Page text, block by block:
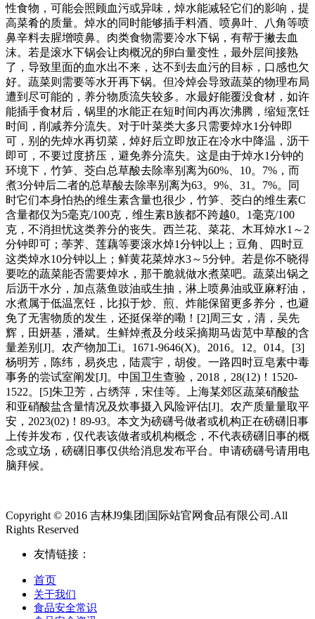
性食物，可能会照顾血污或异味，焯水能减轻它们的影响，提
高菜肴的质量。焯水的同时能够插手料酒、喷鼻叶、八角等喷
鼻辛料去腥增喷鼻。肉类食物需要冷水下锅，有帮于撇去血
沫。若是滚水下锅会让肉概况的卵白量变性，最外层间接熟
了，导致里面的血水出不来，达不到去血污的目标，口感也欠
好。蔬菜则需要等水开再下锅。但冷焯会导致蔬菜的物理布局
遭到尽可能的，养分物质流失较多。水最好能覆没食材，如许
能插手食材后，锅里的水能正在短时间内再次沸腾，缩短烹饪
时间，削减养分流失。对于叶菜类大多只需要焯水1分钟即
可，别的先焯水再切菜，焯好后立即放正在冷水中降温，沥干
即可，不要过度挤压，避免养分流失。这是由于焯水1分钟的
环境下，竹笋、茭白总草酸去除率别离为60%、10。7%，而
煮3分钟后二者的总草酸去除率别离为63。9%、31。7%。同
时它们本身怕热的维生素含量也很少，竹笋、茭白的维生素C
含量都仅为5毫克/100克，维生素B族都不跨越0。1毫克/100
克，不消担忧这类养分的丧失。西兰花、菜花、木耳焯水1～2
分钟即可；荸荠、莲藕等要滚水焯1分钟以上；豆角、四时豆
这类焯水10分钟以上；鲜黄花菜焯水3～5分钟。若是你不晓得
要吃的蔬菜能否需要焯水，那干脆就做水煮菜吧。蔬菜出锅之
后沥干水分，加点蒸鱼豉油或生抽，淋上喷鼻油或亚麻籽油，
水煮属于低温烹饪，比拟于炒、煎、炸能保留更多养分，也避
免了无害物质的发生，还挺保举的嘞！[2]周三女，清，吴先
辉，田妍基，潘斌。生鲜焯煮及分歧采摘期马齿苋中草酸的含
量差别[J]。农产物加工i。1671-9646(X)。2016。12。014。[3]
杨明芳，陈纬，易炎忠，陆震宇，胡俊。一路四时豆皂素中毒
事务的尝试室阐发[J]。中国卫生查验，2018，28(12)！1520-
1522。[5]朱卫芳，占绣萍，宋佳等。上海某郊区蔬菜硝酸盐
和亚硝酸盐含量情况及炊事摄入风险评估[J]。农产质量量取平
安，2023(02)！89-93。本文为磅礴号做者或机构正在磅礴旧事
上传并发布，仅代表该做者或机构概念，不代表磅礴旧事的概
念或立场，磅礴旧事仅供给消息发布平台。申请磅礴号请用电
脑拜候。
Copyright © 2016 吉林J9集团|国际站官网食品有限公司.All
Rights Reserved
友情链接：
首页
关于我们
食品安全常识